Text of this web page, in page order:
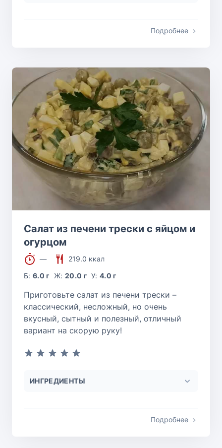
Подробнее
Салат из печени трески с яйцом и
огурцом
—
219.0 ккал
Б:6.0 г Ж: 20.0 г У:4.0 г
Приготовьте салат из печени трески –
классический, несложный, но очень
вкусный, сытный и полезный, отличный
вариант на скорую руку!
ИНГРЕДИЕНТЫ
Подробнее